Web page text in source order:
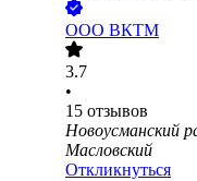
ООО ВКТМ
3.7
•
15 отзывов
Новоусманский
Масловский
Откликнуться